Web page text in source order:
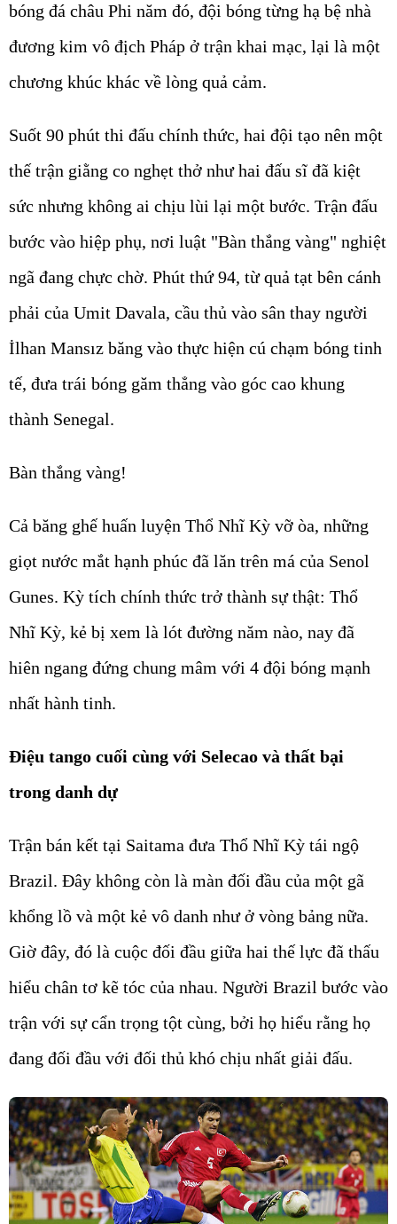
bóng đá châu Phi năm đó, đội bóng từng hạ bệ nhà
đương kim vô địch Pháp ở trận khai mạc, lại là một
chương khúc khác về lòng quả cảm.
Suốt 90 phút thi đấu chính thức, hai đội tạo nên một
thế trận giằng co nghẹt thở như hai đấu sĩ đã kiệt
sức nhưng không ai chịu lùi lại một bước. Trận đấu
bước vào hiệp phụ, nơi luật "Bàn thắng vàng" nghiệt
ngã đang chực chờ. Phút thứ 94, từ quả tạt bên cánh
phải của Umit Davala, cầu thủ vào sân thay người
İlhan Mansız băng vào thực hiện cú chạm bóng tinh
tế, đưa trái bóng găm thẳng vào góc cao khung
thành Senegal.
Bàn thắng vàng!
Cả băng ghế huấn luyện Thổ Nhĩ Kỳ vỡ òa, những
giọt nước mắt hạnh phúc đã lăn trên má của Senol
Gunes. Kỳ tích chính thức trở thành sự thật: Thổ
Nhĩ Kỳ, kẻ bị xem là lót đường năm nào, nay đã
hiên ngang đứng chung mâm với 4 đội bóng mạnh
nhất hành tinh.
Điệu tango cuối cùng với Selecao và thất bại
trong danh dự
Trận bán kết tại Saitama đưa Thổ Nhĩ Kỳ tái ngộ
Brazil. Đây không còn là màn đối đầu của một gã
khổng lồ và một kẻ vô danh như ở vòng bảng nữa.
Giờ đây, đó là cuộc đối đầu giữa hai thế lực đã thấu
hiểu chân tơ kẽ tóc của nhau. Người Brazil bước vào
trận với sự cẩn trọng tột cùng, bởi họ hiểu rằng họ
đang đối đầu với đối thủ khó chịu nhất giải đấu.